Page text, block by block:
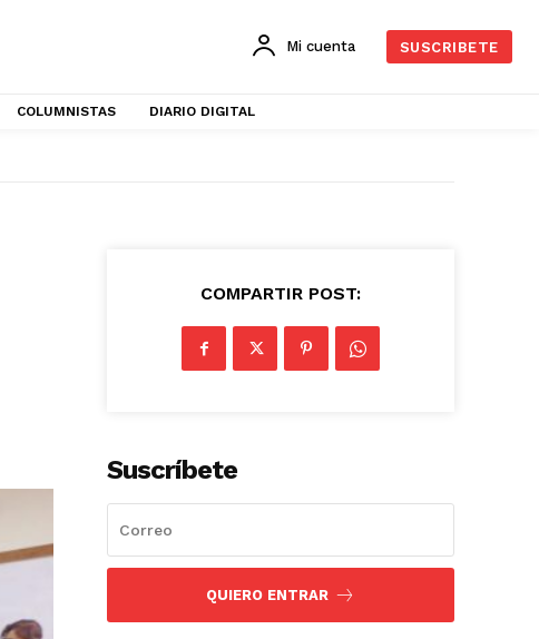
Mi cuenta SUSCRIBETE
COLUMNISTAS DIARIO DIGITAL
COMPARTIR POST:
Suscríbete
QUIERO ENTRAR